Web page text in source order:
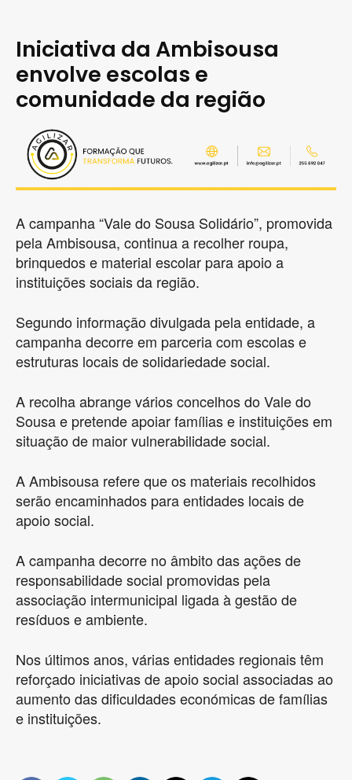
Iniciativa da Ambisousa
envolve escolas e
comunidade da região
A campanha “Vale do Sousa Solidário”, promovida
pela Ambisousa, continua a recolher roupa,
brinquedos e material escolar para apoio a
instituições sociais da região.
Segundo informação divulgada pela entidade, a
campanha decorre em parceria com escolas e
estruturas locais de solidariedade social.
A recolha abrange vários concelhos do Vale do
Sousa e pretende apoiar famílias e instituições em
situação de maior vulnerabilidade social.
A Ambisousa refere que os materiais recolhidos
serão encaminhados para entidades locais de
apoio social.
A campanha decorre no âmbito das ações de
responsabilidade social promovidas pela
associação intermunicipal ligada à gestão de
resíduos e ambiente.
Nos últimos anos, várias entidades regionais têm
reforçado iniciativas de apoio social associadas ao
aumento das dificuldades económicas de famílias
e instituições.